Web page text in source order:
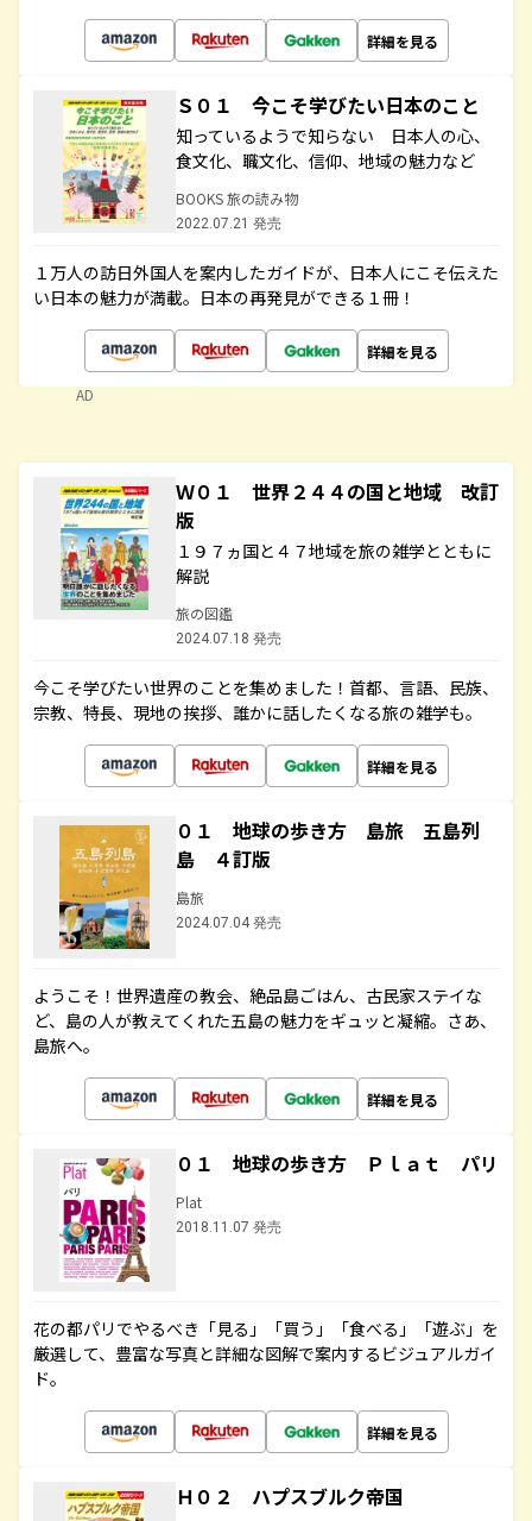
詳細を見る
Ｓ０１ 今こそ学びたい日本のこと
知っているようで知らない 日本人の心、
食文化、職文化、信仰、地域の魅力など
BOOKS 旅の読み物
2022.07.21 発売
１万人の訪日外国人を案内したガイドが、日本人にこそ伝えた
い日本の魅力が満載。日本の再発見ができる１冊！
詳細を見る
AD
Ｗ０１ 世界２４４の国と地域 改訂
版
１９７ヵ国と４７地域を旅の雑学とともに
解説
旅の図鑑
2024.07.18 発売
今こそ学びたい世界のことを集めました！首都、言語、民族、
宗教、特長、現地の挨拶、誰かに話したくなる旅の雑学も。
詳細を見る
０１ 地球の歩き方 島旅 五島列
島 ４訂版
島旅
2024.07.04 発売
ようこそ！世界遺産の教会、絶品島ごはん、古民家ステイな
ど、島の人が教えてくれた五島の魅力をギュッと凝縮。さあ、
島旅へ。
詳細を見る
０１ 地球の歩き方 Ｐｌａｔ パリ
Plat
2018.11.07 発売
花の都パリでやるべき「見る」「買う」「食べる」「遊ぶ」を
厳選して、豊富な写真と詳細な図解で案内するビジュアルガイ
ド。
詳細を見る
Ｈ０２ ハプスブルク帝国